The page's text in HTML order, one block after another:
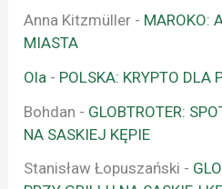
Anna Kitzmüller - MAROKO:
MIASTA
Ola - POLSKA: KRYPTO DLA
Bohdan - GLOBTROTER:
NA SASKIEJ KĘPIE
Stanisław Łopuszański -